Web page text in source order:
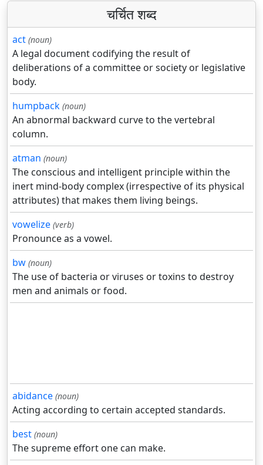
चर्चित शब्द
act (noun)
A legal document codifying the result of
deliberations of a committee or society or legislative
body.
humpback (noun)
An abnormal backward curve to the vertebral
column.
atman (noun)
The conscious and intelligent principle within the
inert mind-body complex (irrespective of its physical
attributes) that makes them living beings.
vowelize (verb)
Pronounce as a vowel.
bw (noun)
The use of bacteria or viruses or toxins to destroy
men and animals or food.
abidance (noun)
Acting according to certain accepted standards.
best (noun)
The supreme effort one can make.